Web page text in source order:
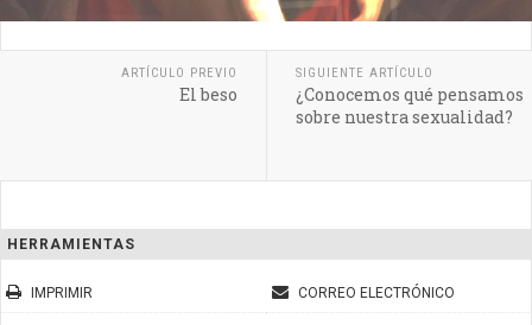
ARTÍCULO PREVIO
El beso
SIGUIENTE ARTÍCULO
¿Conocemos qué pensamos
sobre nuestra sexualidad?
HERRAMIENTAS
IMPRIMIR CORREO ELECTRÓNICO